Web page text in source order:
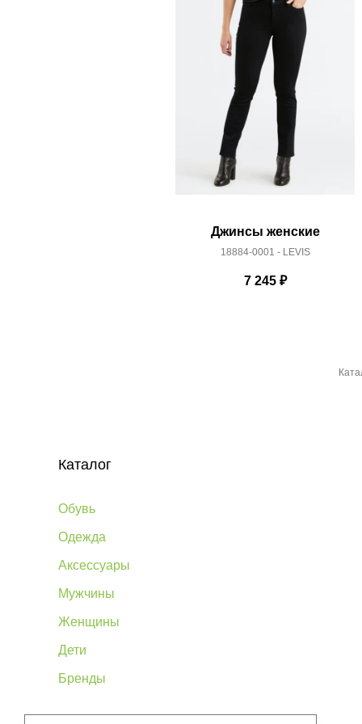
Здесь вы можете более детально ознакомиться с
Джинсы женские
18884-0001 - LEVIS
7 245₽
Каталог
Обувь
Одежда
Аксессуары
Мужчины
Женщины
Дети
Бренды